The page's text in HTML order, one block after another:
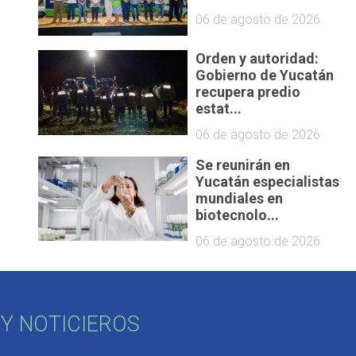
06 de agosto de 2026
Orden y autoridad:
Gobierno de Yucatán
recupera predio
estat...
06 de agosto de 2026
Se reunirán en
Yucatán especialistas
mundiales en
biotecnolo...
06 de agosto de 2026
NOTICIEROS